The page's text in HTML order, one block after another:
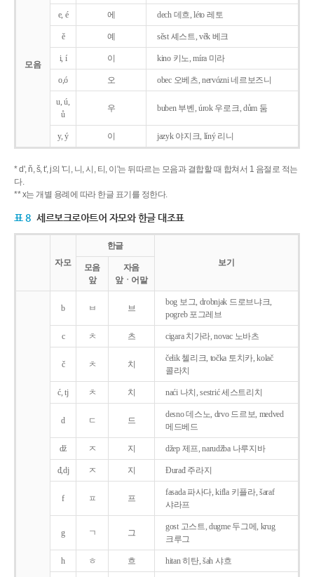
모음
e, é 에 dech 데흐, léto 레토
ě 예 sěst 셰스트, věk 베크
i, í 이 kino 키노, míra 미라
o,ó 오 obec 오베츠, nervózni 네르보즈니
u, ú,
ů
우 buben 부벤, úrok 우로크, dům 둠
y, ý 이 jazyk야지크, líný 리니
* d', ň, š, t', j의 '디, 니, 시, 티, 이'는 뒤따르는 모음과 결합할 때 합쳐서 1 음절로 적는
다.
** x는 개별 용례에 따라 한글 표기를 정한다.
표 8 세르보크로아트어 자모와 한글 대조표
자모
한글
보기
모음
앞
자음
앞ㆍ어말
b ㅂ 브
bog 보그, drobnjak 드로브냐크,
pogreb 포그레브
c ㅊ 츠 cigara 치가라, novac 노바츠
č ㅊ 치
čelik 첼리크, točka 토치카, kolač
콜라치
ć, tj ㅊ 치 naći 나치, sestrić 세스트리치
d ㄷ 드
desno 데스노, drvo 드르보, medved
메드베드
dž ㅈ 지 džep 제프, narudžba 나루지바
đ,dj ㅈ 지 Ðurađ 주라지
f ㅍ 프
fasada 파사다, kifla 키플라, šaraf
샤라프
g ㄱ 그
gost 고스트, dugme 두그메, krug
크루그
h ㅎ 흐 hitan 히탄, šah 샤흐